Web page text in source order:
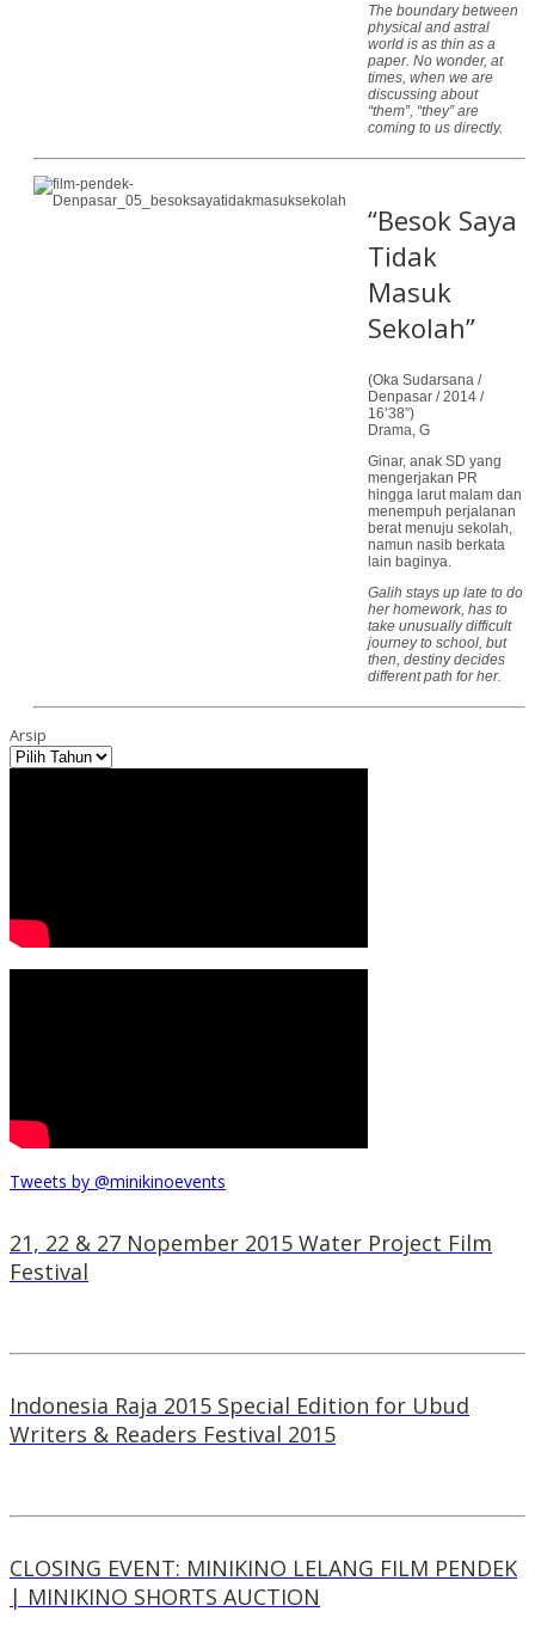
The boundary between
physical and astral
world is as thin as a
paper. No wonder, at
times, when we are
discussing about
“them”, “they” are
coming to us directly.
“Besok Saya
Tidak
Masuk
Sekolah”
(Oka Sudarsana /
Denpasar / 2014 /
16’38”)
Drama, G
Ginar, anak SD yang
mengerjakan PR
hingga larut malam dan
menempuh perjalanan
berat menuju sekolah,
namun nasib berkata
lain baginya.
Galih stays up late to do
her homework, has to
take unusually difficult
journey to school, but
then, destiny decides
different path for her.
Arsip
Tweets by @minikinoevents
21, 22 & 27 Nopember 2015 Water Project Film
Festival
Indonesia Raja 2015 Special Edition for Ubud
Writers & Readers Festival 2015
CLOSING EVENT: MINIKINO LELANG FILM PENDEK
| MINIKINO SHORTS AUCTION